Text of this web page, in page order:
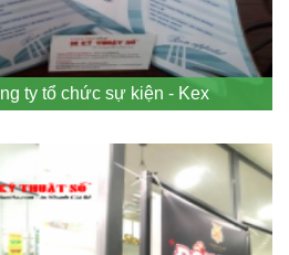
ty tổ chức sự kiện - Kex